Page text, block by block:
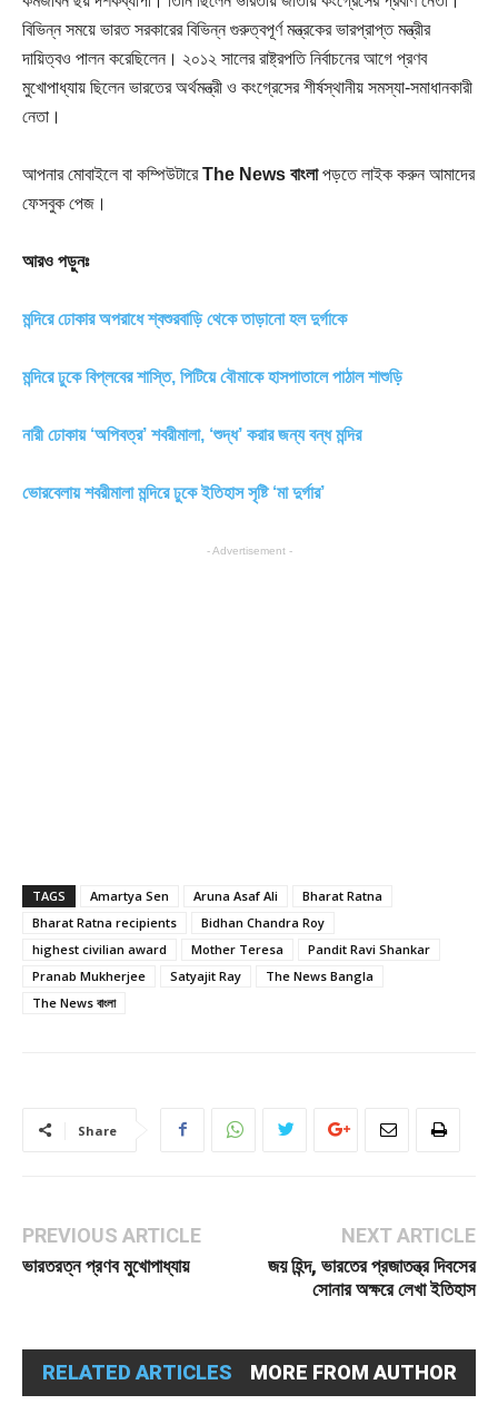
বিভিন্ন সময়ে ভারত সরকারের বিভিন্ন গুরুত্বপূর্ণ মন্ত্রকের ভারপ্রাপ্ত মন্ত্রীর
দায়িত্বও পালন করেছিলেন। ২০১২ সালের রাষ্ট্রপতি নির্বাচনের আগে প্রণব
মুখোপাধ্যায় ছিলেন ভারতের অর্থমন্ত্রী ও কংগ্রেসের শীর্ষস্থানীয় সমস্যা-সমাধানকারী
নেতা।
আপনার মোবাইলে বা কম্পিউটারেThe News বাংলাপড়তে লাইক করুন আমাদের
ফেসবুক পেজ।
আরও পড়ুনঃ
মন্দিরে ঢোকার অপরাধে শ্বশুরবাড়ি থেকে তাড়ানো হল দুর্গাকে
মন্দিরে ঢুকে বিপ্লবের শাস্তি, পিটিয়ে বৌমাকে হাসপাতালে পাঠাল শাশুড়ি
নারী ঢোকায় ‘অপিবত্র’ শবরীমালা, ‘শুদ্ধ’ করার জন্য বন্ধ মন্দির
ভোরবেলায় শবরীমালা মন্দিরে ঢুকে ইতিহাস সৃষ্টি ‘মা দুর্গার’
- Advertisement -
TAGS Amartya Sen Aruna Asaf Ali
Bharat Ratna
Bharat Ratna recipients
Bidhan Chandra Roy
highest civilian award
Mother Teresa
Pandit Ravi Shankar
Pranab Mukherjee
Satyajit Ray
The News Bangla
The News বাংলা
Share
PREVIOUS ARTICLE
ভারতরত্ন প্রণব মুখোপাধ্যায়
NEXT ARTICLE
জয় হিন্দ, ভারতের প্রজাতন্ত্র দিবসের
সোনার অক্ষরে লেখা ইতিহাস
RELATED ARTICLES MORE FROM AUTHOR